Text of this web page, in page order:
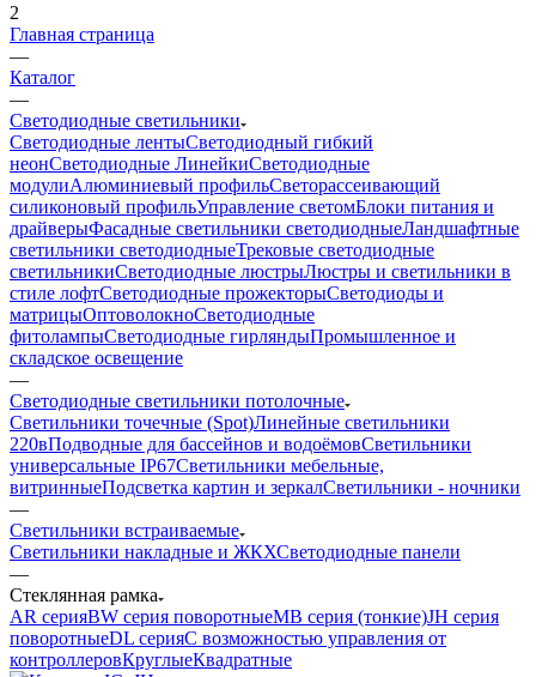
2
Главная страница
—
Каталог
—
Светодиодные светильники
Светодиодные лентыСветодиодный гибкий
неонСветодиодные ЛинейкиСветодиодные
модулиАлюминиевый профильСветорассеивающий
силиконовый профильУправление светомБлоки питания и
драйверыФасадные светильники светодиодныеЛандшафтные
светильники светодиодныеТрековые светодиодные
светильникиСветодиодные люстрыЛюстры и светильники в
стиле лофтСветодиодные прожекторыСветодиоды и
матрицыОптоволокноСветодиодные
фитолампыСветодиодные гирляндыПромышленное и
складское освещение
—
Светодиодные светильники потолочные
Светильники точечные (Spot)Линейные светильники
220вПодводные для бассейнов и водоёмовСветильники
универсальные IP67Светильники мебельные,
витринныеПодсветка картин и зеркалСветильники - ночники
—
Светильники встраиваемые
Светильники накладные и ЖКХСветодиодные панели
—
Стеклянная рамка
AR серияBW серия поворотныеMB серия (тонкие)JH серия
поворотныеDL серияС возможностью управления от
контроллеровКруглыеКвадратные